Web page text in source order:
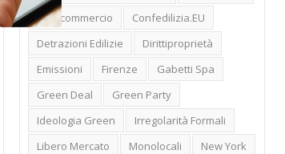
Confcommercio
Confedilizia.EU
Detrazioni Edilizie
Dirittiproprietà
Emissioni
Firenze
Gabetti Spa
Green Deal
Green Party
Ideologia Green
Irregolarità Formali
Libero Mercato
Monolocali
New York